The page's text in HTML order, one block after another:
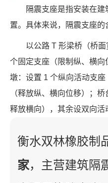
隔震支座是指安装在
置。具体来说，隔震支座的
以公路 T 形梁桥（桥
个固定支座（限制纵、横向
墩：设置 1 个纵向活动支
（释放纵、横向位移）；
释放横向），其余设双向活
衡水双林橡胶制
家，主营建筑隔